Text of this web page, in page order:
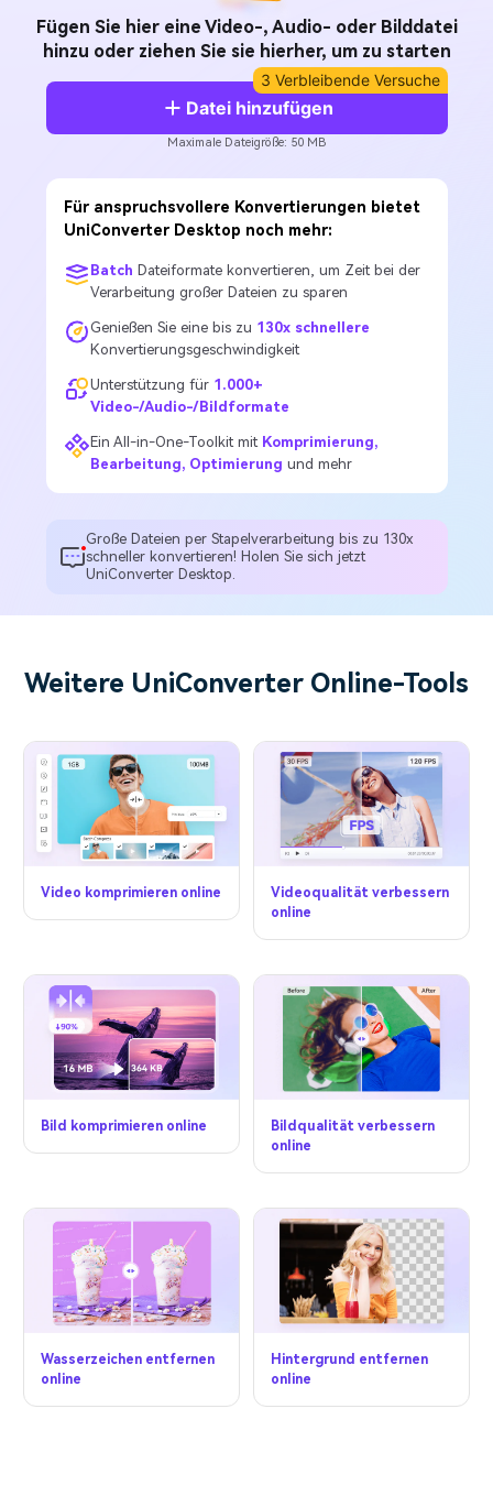
Video/Audio
Video/Audio
Bild
KI-Porträt
Ändern Sie den
Videohintergrund mit KI.
Videoformat
Kameranutzer
Soziale Medien
Mac-Benutzer
WEITERE TIPPS
Tech Specs
Eine vollständige Liste der unterstützten Formate, Geräte
und GPUs.
Updates von UniConverter
Ihr bester Video Converter
Der umfassende, verlustfreie und sichere Video Converter
JETZT KAUFEN Anmelden
Fügen Sie hier eine Video-, Audio- oder Bilddatei
hinzu oder ziehen Sie sie hierher, um zu starten
Datei hinzufügen
3 Verbleibende Versuche
Maximale Dateigröße: 50 MB
Für anspruchsvollere Konvertierungen bietet
UniConverter Desktop noch mehr:
Batch Dateiformate konvertieren, um Zeit bei der
Verarbeitung großer Dateien zu sparen
Genießen Sie eine bis zu 130x schnellere
Konvertierungsgeschwindigkeit
Unterstützung für 1.000+
Video-/Audio-/Bildformate
Ein All-in-One-Toolkit mit Komprimierung,
Bearbeitung, Optimierung und mehr
Große Dateien per Stapelverarbeitung bis zu 130x
schneller konvertieren! Holen Sie sich jetzt
UniConverter Desktop.
Weitere UniConverter Online-Tools
Video komprimieren online
Videoqualität verbessern
online
Bild komprimieren online
Bildqualität verbessern
online
Wasserzeichen entfernen
online
Hintergrund entfernen
online